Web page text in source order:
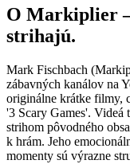
O Markiplier
strihajú.
Mark Fischbach
zábavných kanálov na
originálne krátke filmy,
'3 Scary Games'.
strihom pôvodného
k hrám. Jeho
momenty sú výrazne